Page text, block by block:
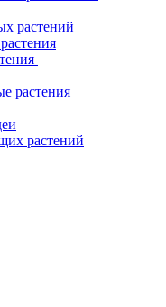
растений
растения
растений